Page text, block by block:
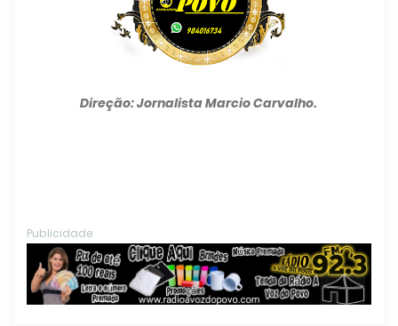
Direção: Jornalista Marcio Carvalho.
Publicidade